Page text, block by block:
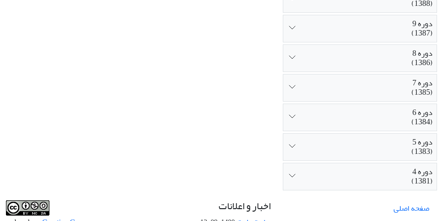
(1388)
دوره 9
(1387)
دوره 8
(1386)
دوره 7
(1385)
دوره 6
(1384)
دوره 5
(1383)
دوره 4
(1381)
صفحه اصلی
اخبار و اعلانات